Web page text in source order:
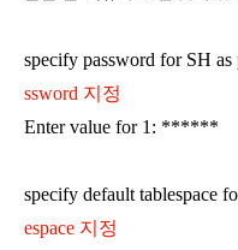
specify password for SH as
ssword 지정
Enter value for 1: ******
specify default tablespace
espace 지정